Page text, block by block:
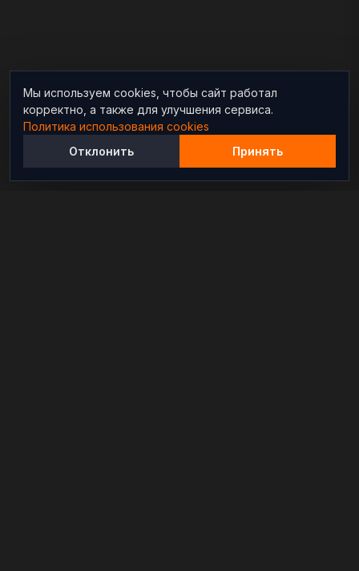
Мы используем cookies, чтобы сайт работал
корректно, а также для улучшения сервиса.
Политика использования cookies
Отклонить
Принять